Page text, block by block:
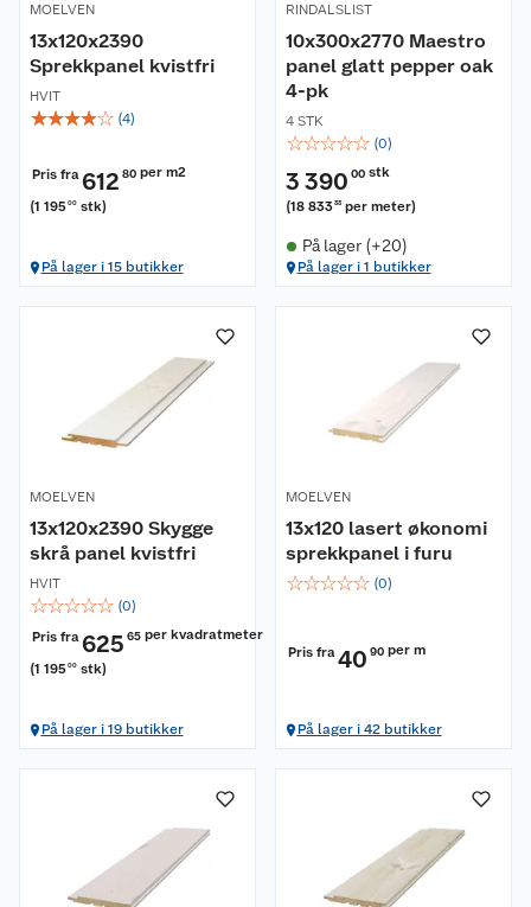
MOELVEN
13x120x2390
Sprekkpanel kvistfri
HVIT
☆☆☆☆☆ (4)
Pris fra 612 80 per m2
(1 19500 stk)
På lager i 15 butikker
RINDALSLIST
10x300x2770 Maestro
panel glatt pepper oak
4-pk
4 STK
☆☆☆☆☆ (0)
3 390 00 stk
(18 83333 per meter)
På lager (+20)
På lager i 1 butikker
MOELVEN
13x120x2390 Skygge
skrå panel kvistfri
HVIT
☆☆☆☆☆ (0)
Pris fra 625 65 per kvadratmeter
(1 19500 stk)
På lager i 19 butikker
MOELVEN
13x120 lasert økonomi
sprekkpanel i furu
☆☆☆☆☆ (0)
Pris fra40 90 per m
På lager i 42 butikker